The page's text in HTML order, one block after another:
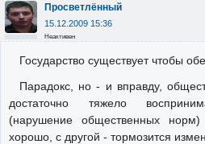
Просветлённый
15.12.2009 15:36
Неактивен
Государство существует чтобы
Парадокс, но - и вправду,
достаточно тяжело
(нарушение общественных
хорошо, с другой - тормозится